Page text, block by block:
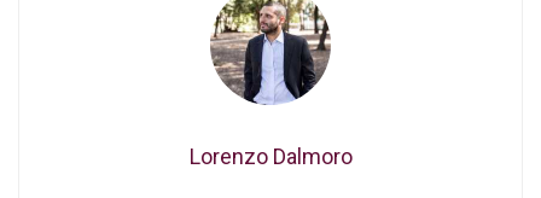
Lorenzo Dalmoro